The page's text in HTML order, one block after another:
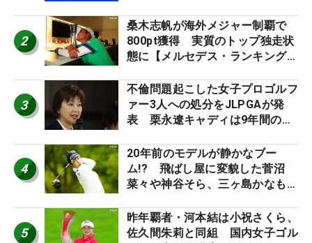
2
桑木志帆が海外メジャー制覇で
800pt獲得 実質のトップ独走状
態に【メルセデス・ランキング番
3
不倫問題起こした女子プロゴルフ
ァー3人への処分をJLPGAが発
表 栗永遼キャディは9年間の立
4
20年前のモデルが静かなブー
ム!? 飛ばし屋に変貌した菅沼
菜々や神谷そら、三ヶ島かなも使
ロたちの“飛ばしギア”】
5
昨年覇者・河本結は小祝さくら、
佐久間朱莉と同組 国内女子ゴル